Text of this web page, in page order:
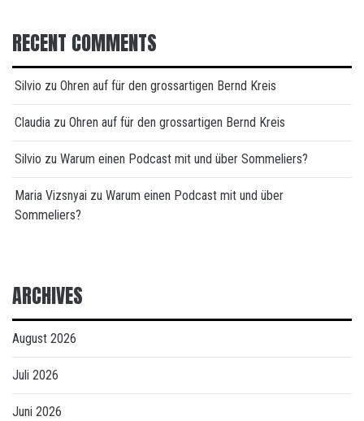
RECENT COMMENTS
Silvio zu Ohren auf für den grossartigen Bernd Kreis
Claudia zu Ohren auf für den grossartigen Bernd Kreis
Silvio zu Warum einen Podcast mit und über Sommeliers?
Maria Vizsnyai zu Warum einen Podcast mit und über
Sommeliers?
ARCHIVES
August 2026
Juli 2026
Juni 2026